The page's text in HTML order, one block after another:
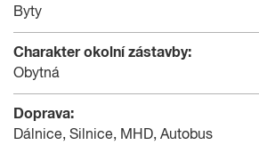
Byty
Charakter okolní zástavby:
Obytná
Doprava:
Dálnice, Silnice, MHD, Autobus